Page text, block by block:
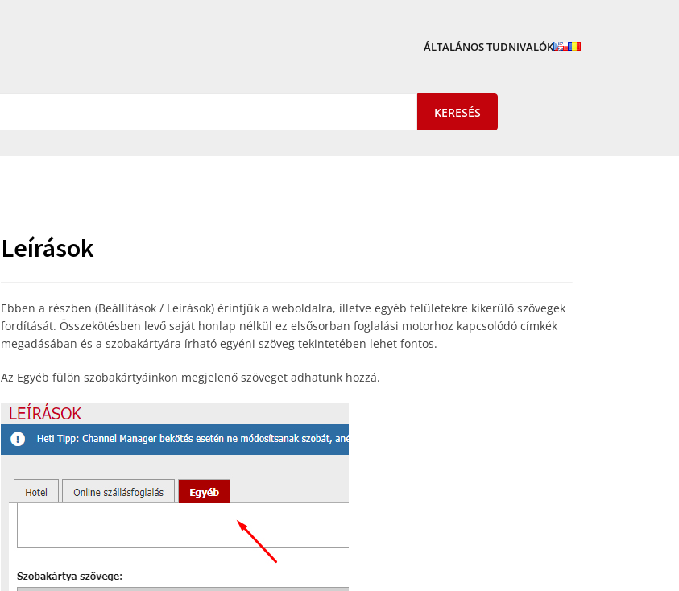
ÁLTALÁNOS TUDNIVALÓK
Leírások
Ebben a részben (Beállítások / Leírások) érintjük a weboldalra, illetve egyéb felületekre kikerülő szövegek
fordítását. Összekötésben levő saját honlap nélkül ez elsősorban foglalási motorhoz kapcsolódó címkék
megadásában és a szobakártyára írható egyéni szöveg tekintetében lehet fontos.
Az Egyéb fülön szobakártyáinkon megjelenő szöveget adhatunk hozzá.